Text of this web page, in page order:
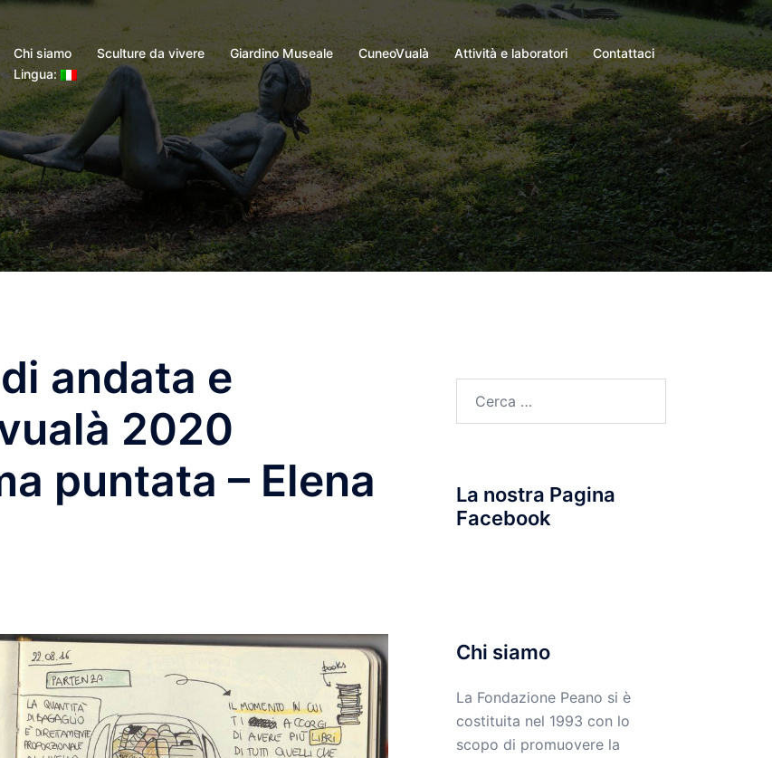
Chi siamo Sculture da vivere Giardino Museale CuneoVualà Attività e laboratori
Contattaci
Lingua:
andata e
2020
puntata – Elena
La nostra Pagina
Facebook
Chi siamo
La Fondazione Peano si è
costituita nel 1993 con lo
scopo di promuovere la